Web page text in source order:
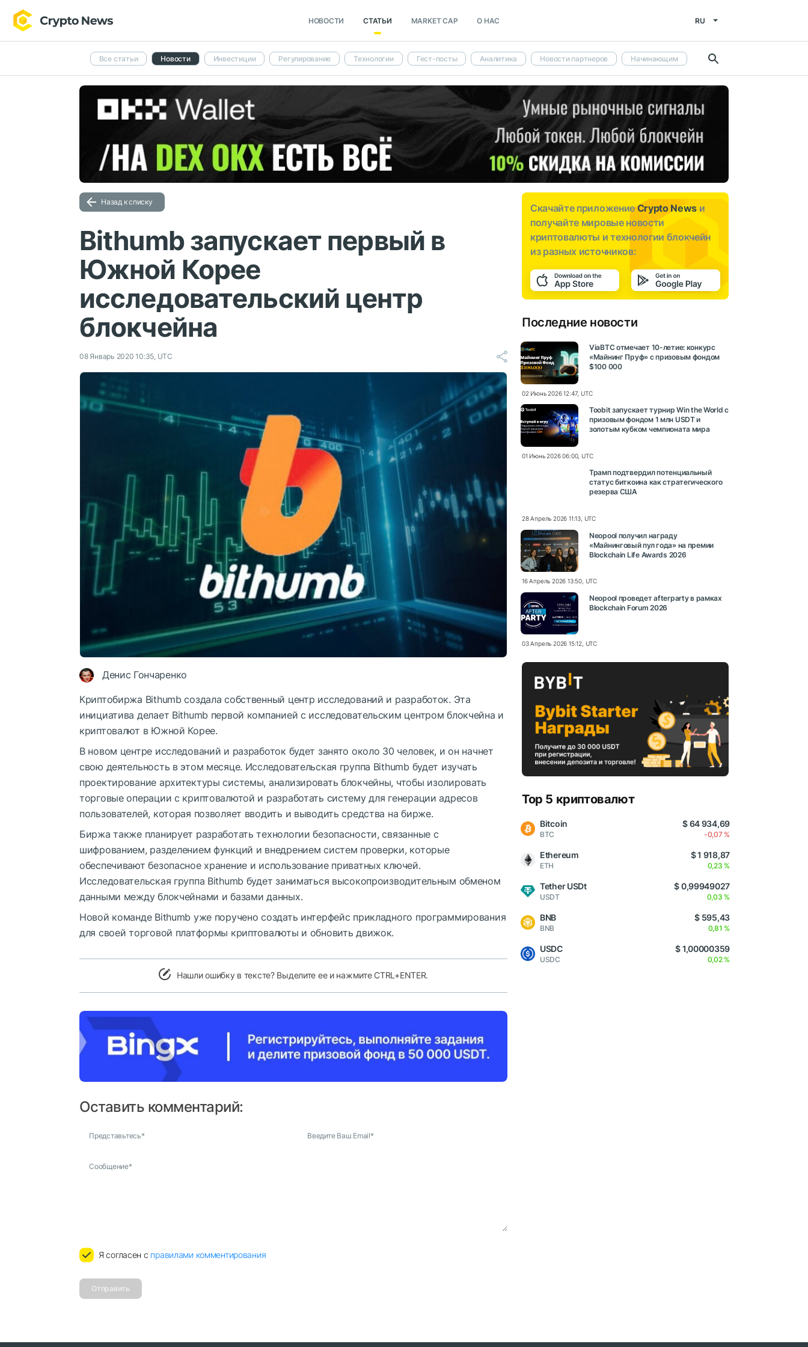
НОВОСТИ СТАТЬИ MARKET CAP О НАС RU
Все статьи Новости Инвестиции Регулирование Технологии Гест-посты Аналитика Новости партнеров Начинающим
Назад к списку
Bithumb запускает первый в
Южной Корее
исследовательский центр
блокчейна
08 Январь 2020 10:35, UTC
Денис Гончаренко
Криптобиржа Bithumb создала собственный центр исследований и разработок. Эта
инициатива делает Bithumb первой компанией с исследовательским центром блокчейна и
криптовалют в Южной Корее.
В новом центре исследований и разработок будет занято около 30 человек, и он начнет
свою деятельность в этом месяце. Исследовательская группа Bithumb будет изучать
проектирование архитектуры системы, анализировать блокчейны, чтобы изолировать
торговые операции с криптовалютой и разработать систему для генерации адресов
пользователей, которая позволяет вводить и выводить средства на бирже.
Биржа также планирует разработать технологии безопасности, связанные с
шифрованием, разделением функций и внедрением систем проверки, которые
обеспечивают безопасное хранение и использование приватных ключей.
Исследовательская группа Bithumb будет заниматься высокопроизводительным обменом
данными между блокчейнами и базами данных.
Новой команде Bithumb уже поручено создать интерфейс прикладного программирования
для своей торговой платформы криптовалюты и обновить движок.
Нашли ошибку в тексте? Выделите ее и нажмите CTRL+ENTER.
Оставить комментарий:
Представьтесь* Введите Ваш Email*
Сообщение*
Я согласен с правилами комментирования
Отправить
Скачайте приложениеCrypto News и
получайте мировые новости
криптовалюты и технологии блокчейн
из разных источников:
Последние новости
ViaBTC отмечает 10-летие: конкурс
«Майнинг Пруф» с призовым фондом
$100 000
02 Июнь 2026 12:47, UTC
Toobit запускает турнир Win the World с
призовым фондом 1 млн USDT и
золотым кубком чемпионата мира
01 Июнь 2026 06:00, UTC
Трамп подтвердил потенциальный
статус биткоина как стратегического
резерва США
28 Апрель 2026 11:13, UTC
Neopool получил награду
«Майнинговый пул года» на премии
Blockchain Life Awards 2026
16 Апрель 2026 13:50, UTC
Neopool проведет afterparty в рамках
Blockchain Forum 2026
03 Апрель 2026 15:12, UTC
Top 5 криптовалют
Bitcoin
BTC
$ 64 934,69
-0,07 %
Ethereum
ETH
$ 1 918,87
0,23 %
Tether USDt
USDT
$ 0,99949027
0,03 %
BNB
BNB
$ 595,43
0,81 %
USDC
USDC
$ 1,00000359
0,02 %